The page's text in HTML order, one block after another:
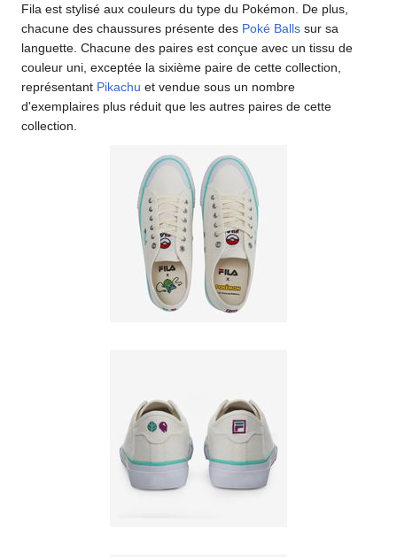
Fila est stylisé aux couleurs du type du Pokémon. De plus,
chacune des chaussures présente des Poké Balls sur sa
languette. Chacune des paires est conçue avec un tissu de
couleur uni, exceptée la sixième paire de cette collection,
représentant Pikachu et vendue sous un nombre
d'exemplaires plus réduit que les autres paires de cette
collection.